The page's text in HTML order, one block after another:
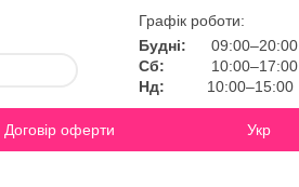
Графік роботи:
Будні:
09:00–20:00
Сб:
10:00–17:00
Нд:
10:00–15:00
Договір оферти
Укр